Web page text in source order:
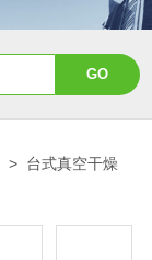
> 台式真空干燥